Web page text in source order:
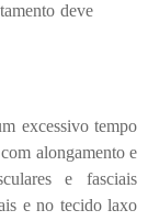
deve
excessivo tempo
alongamento e
e fasciais
e no tecido laxo